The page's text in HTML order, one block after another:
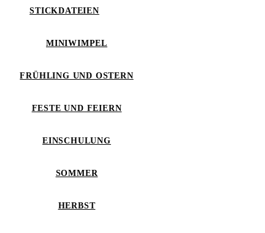
STICKDATEIEN
MINIWIMPEL
FRÜHLING UND OSTERN
FESTE UND FEIERN
EINSCHULUNG
SOMMER
HERBST